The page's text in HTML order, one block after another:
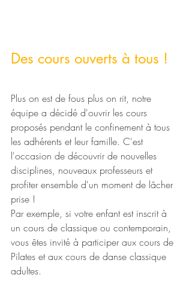
Des cours ouverts à tous !
Plus on est de fous plus on rit, notre
équipe a décidé d'ouvrir les cours
proposés pendant le confinement à tous
les adhérents et leur famille. C'est
l'occasion de découvrir de nouvelles
disciplines, nouveaux professeurs et
profiter ensemble d'un moment de lâcher
prise !
Par exemple, si votre enfant est inscrit à
un cours de classique ou contemporain,
vous êtes invité à participer aux cours de
Pilates et aux cours de danse classique
adultes.